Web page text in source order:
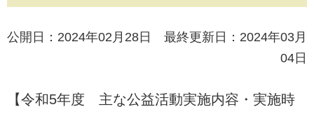
公開日：2024年02月28日 最終更新日：2024年03月
04日
【令和5年度 主な公益活動実施内容・実施時